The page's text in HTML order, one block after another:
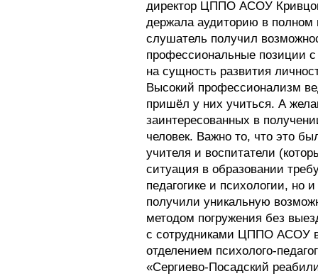
директор ЦППО АСОУ
держала аудиторию в
слушатель получил
профессиональные позиции
на сущность развития
Высокий профессионализм
пришёл у них учиться. А
заинтересованных в
человек. Важно то, что это
учителя и воспитатели
ситуация в образовании
педагогике и психологии,
получили уникальную
методом погружения без
с сотрудниками ЦППО АСОУ
отделением психолого-
«Сергиево-Посадский